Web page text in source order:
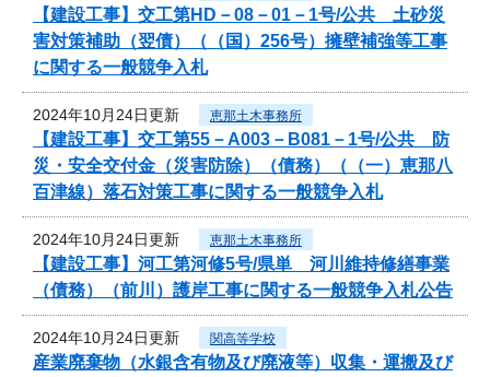
【建設工事】交工第HD－08－01－1号/公共 土砂災
害対策補助（翌債）（（国）256号）擁壁補強等工事
に関する一般競争入札
2024年10月24日更新 恵那土木事務所
【建設工事】交工第55－A003－B081－1号/公共 防
災・安全交付金（災害防除）（債務）（（一）恵那八
百津線）落石対策工事に関する一般競争入札
2024年10月24日更新 恵那土木事務所
【建設工事】河工第河修5号/県単 河川維持修繕事業
（債務）（前川）護岸工事に関する一般競争入札公告
2024年10月24日更新 関高等学校
産業廃棄物（水銀含有物及び廃液等）収集・運搬及び